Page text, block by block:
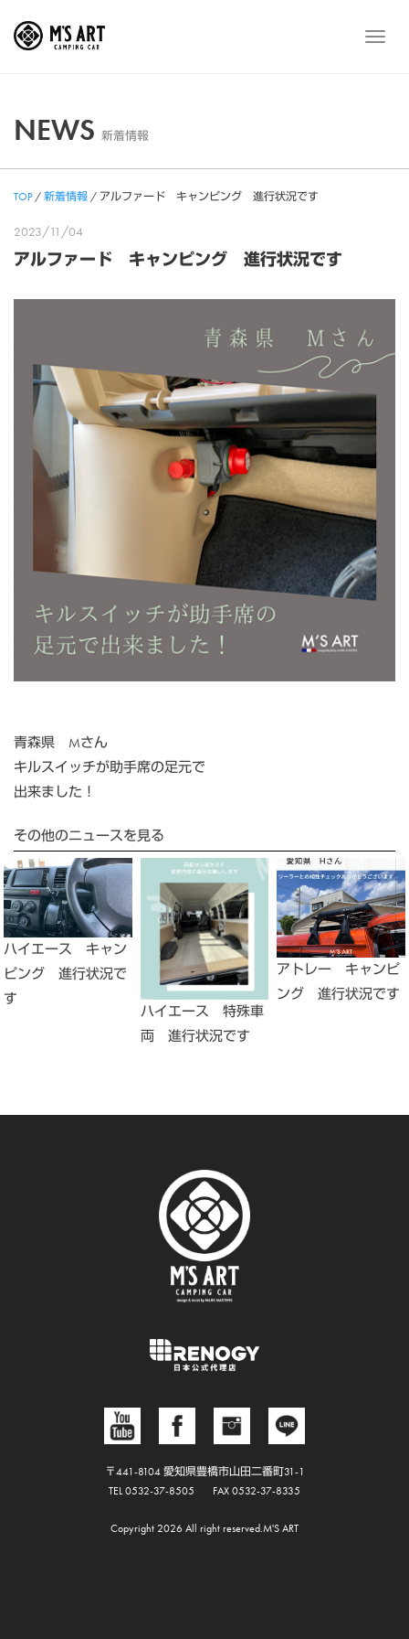
メ
NEWS 新着情報
TOP/新着情報 / アルファード キャンピング 進行状況です
2023/11/04
アルファード キャンピング 進行状況です
青森県 Mさん
キルスイッチが助手席の足元で
出来ました！
その他のニュースを見る
ハイエース キャン
ピング 進行状況で
す
ハイエース 特殊車
両 進行状況です
アトレー キャンピ
ング 進行状況です
〒441-8104 愛知県豊橋市山田二番町31-1
TEL 0532-37-8505
FAX 0532-37-8335
Copyright 2026 All right reserved.M'S ART